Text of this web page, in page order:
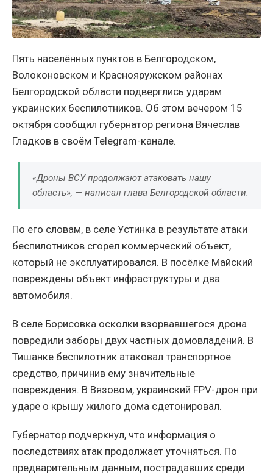
Пять населённых пунктов в Белгородском,
Волоконовском и Краснояружском районах
Белгородской области подверглись ударам
украинских беспилотников. Об этом вечером 15
октября сообщил губернатор региона Вячеслав
Гладков в своём Telegram-канале.
«Дроны ВСУ продолжают атаковать нашу
область», — написал глава Белгородской области.
По его словам, в селе Устинка в результате атаки
беспилотников сгорел коммерческий объект,
который не эксплуатировался. В посёлке Майский
повреждены объект инфраструктуры и два
автомобиля.
В селе Борисовка осколки взорвавшегося дрона
повредили заборы двух частных домовладений. В
Тишанке беспилотник атаковал транспортное
средство, причинив ему значительные
повреждения. В Вязовом, украинский FPV-дрон при
ударе о крышу жилого дома сдетонировал.
Губернатор подчеркнул, что информация о
последствиях атак продолжает уточняться. По
предварительным данным, пострадавших среди